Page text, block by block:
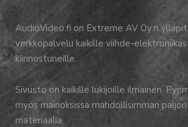
AudioVideo.fi on Extreme AV Oy:n
verkkopalvelu kaikille viihde-
kiinnostuneille.
Sivusto on kaikille lukijoille ilmainen.
myös mainoksissa mahdollisimman
materiaalia.